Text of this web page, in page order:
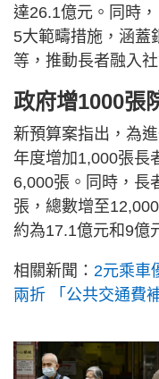
達26.1億元。同時
5大範疇措施，涵蓋
等，推動長者融入社
政府增1000張
新預算案指出，為
年度增加1,000張長
6,000張。同時，長
張，總數增至
約為17.1億元和9億
相關新聞： 2元乘車
兩折 「公共交通費